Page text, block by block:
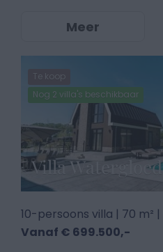
Meer
Te koop
Nog 2 villa's beschikbaar
Villa
10-persoons villa | 70 m²
Vanaf € 699.500,-